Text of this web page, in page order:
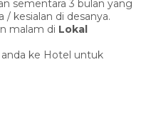
sementara 3 bulan yang
kesialan di desanya.
malam di Lokal
ke Hotel untuk